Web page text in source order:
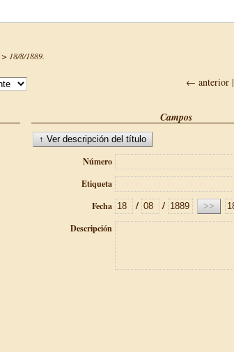
> 18/8/1889.
← anterior |
Campos
Número
Etiqueta
Fecha
/ /
Descripción